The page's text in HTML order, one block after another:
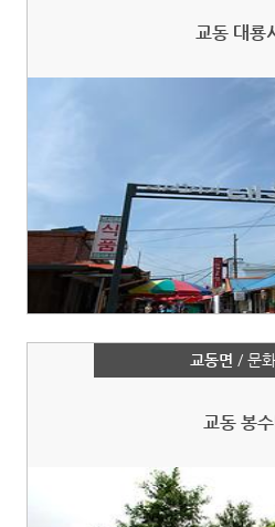
교동 대룡
교동면 / 문
교동 봉수